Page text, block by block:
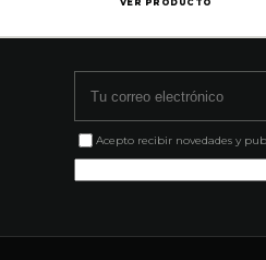
VER PRODUCTO
Acepto recibir novedades y